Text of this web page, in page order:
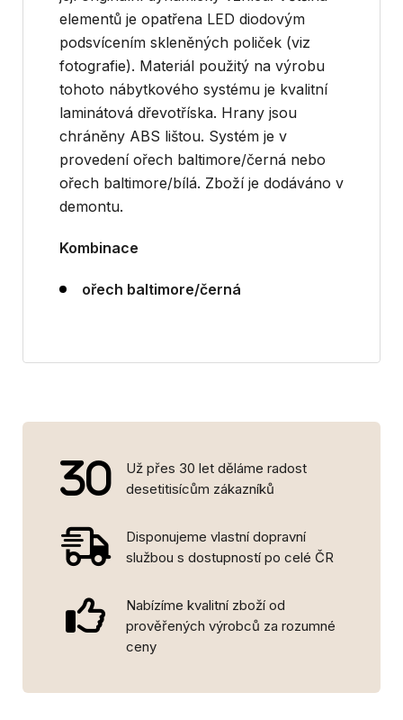
elementů je opatřena LED diodovým
podsvícením skleněných poliček (viz
fotografie). Materiál použitý na výrobu
tohoto nábytkového systému je kvalitní
laminátová dřevotříska. Hrany jsou
chráněny ABS lištou. Systém je v
provedení ořech baltimore/černá nebo
ořech baltimore/bílá. Zboží je dodáváno v
demontu.
Kombinace
ořech baltimore/černá
Už přes 30 let děláme radost
desetitisícům zákazníků
Disponujeme vlastní dopravní
službou s dostupností po celé ČR
Nabízíme kvalitní zboží od
prověřených výrobců za rozumné
ceny